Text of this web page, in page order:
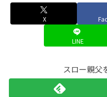
X
LINE
スロー親父